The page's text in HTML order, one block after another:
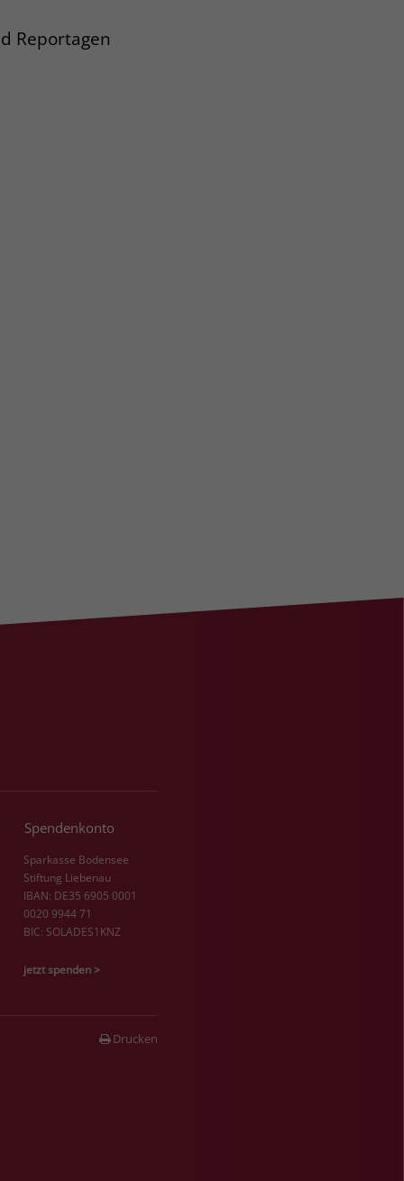
Reportagen
Spendenkonto
Sparkasse Bodensee
Stiftung Liebenau
IBAN: DE35 6905 0001
0020 9944 71
BIC: SOLADES1KNZ
jetzt spenden >
Drucken